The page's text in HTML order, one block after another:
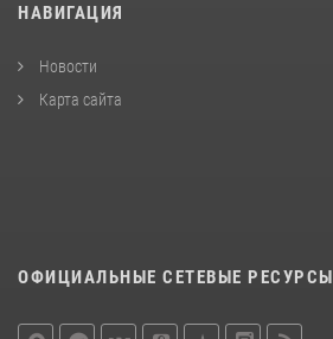
НАВИГАЦИЯ
Новости
Карта сайта
ОФИЦИАЛЬНЫЕ СЕТЕВЫЕ РЕСУРСЫ